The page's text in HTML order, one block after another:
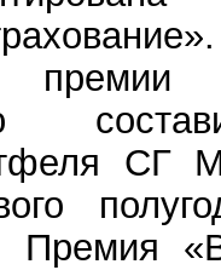
премии
СГ
Премия